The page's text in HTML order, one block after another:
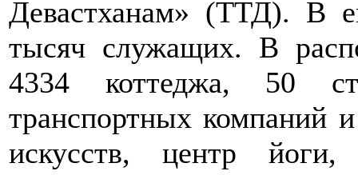
Девастханам» (ТТД). В
тысяч служащих. В
4334 коттеджа, 50
транспортных компаний
искусств, центр